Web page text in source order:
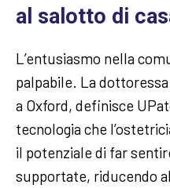
al salotto di
L’entusiasmo nella
palpabile. La dottoressa
a Oxford, definisce
tecnologia che
il potenziale di far
supportate, riducendo